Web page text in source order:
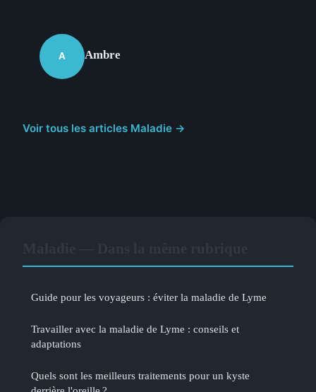
A Ambre
Voir tous les articles Maladie →
Guide pour les voyageurs : éviter la maladie de Lyme
Travailler avec la maladie de Lyme : conseils et
adaptations
Quels sont les meilleurs traitements pour un kyste